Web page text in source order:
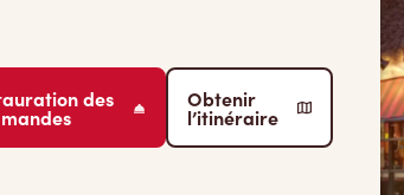
des Obtenir
l’itinéraire